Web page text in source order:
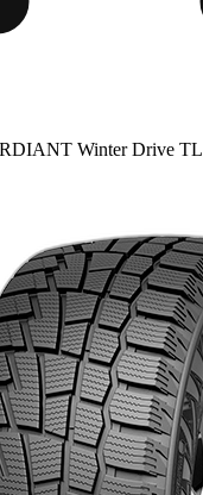
Winter Drive TL